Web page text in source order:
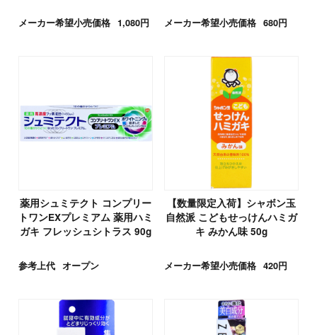
メーカー希望小売価格 1,080円 メーカー希望小売価格 680円
薬用シュミテクト コンプリー
トワンEXプレミアム 薬用ハミ
ガキ フレッシュシトラス 90g
参考上代 オープン
【数量限定入荷】シャボン玉
自然派 こどもせっけんハミガ
キ みかん味 50g
メーカー希望小売価格 420円